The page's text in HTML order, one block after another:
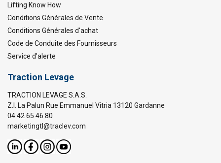
Lifting Know How
Conditions Générales de Vente
Conditions Générales d'achat
Code de Conduite des Fournisseurs
Service d'alerte
Traction Levage
TRACTION LEVAGE S.A.S.
Z.I. La Palun Rue Emmanuel Vitria 13120 Gardanne
04 42 65 46 80
marketingtl@traclev.com